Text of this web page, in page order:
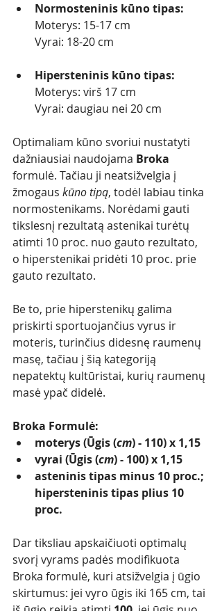
Normosteninis kūno tipas:
Moterys: 15-17 cm
Vyrai: 18-20 cm
Hipersteninis kūno tipas:
Moterys: virš 17 cm
Vyrai: daugiau nei 20 cm
Optimaliam kūno svoriui nustatyti
dažniausiai naudojama Broka
formulė. Tačiau ji neatsižvelgia į
žmogaus kūno tipą, todėl labiau tinka
normostenikams. Norėdami gauti
tikslesnį rezultatą astenikai turėtų
atimti 10 proc. nuo gauto rezultato,
o hiperstenikai pridėti 10 proc. prie
gauto rezultato.
Be to, prie hiperstenikų galima
priskirti sportuojančius vyrus ir
moteris, turinčius didesnę raumenų
masę, tačiau į šią kategoriją
nepatektų kultūristai, kurių raumenų
masė ypač didelė.
Broka Formulė:
moterys (Ūgis (cm) - 110) x 1,15
vyrai (Ūgis (cm) - 100) x 1,15
asteninis tipas minus 10 proc.;
hipersteninis tipas plius 10
proc.
Dar tiksliau apskaičiuoti optimalų
svorį vyrams padės modifikuota
Broka formulė, kuri atsižvelgia į ūgio
skirtumus: jei vyro ūgis iki 165 cm, tai